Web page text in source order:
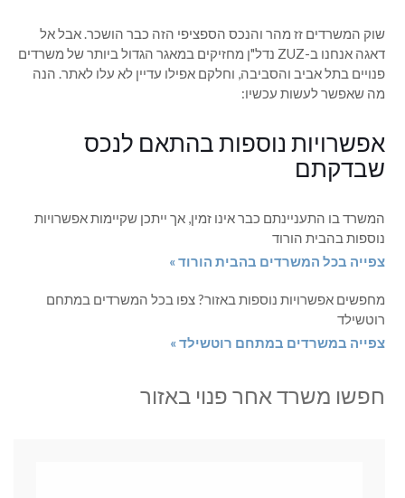
שוק המשרדים זז מהר והנכס הספציפי הזה כבר הושכר. אבל אל
דאגה אנחנו ב-ZUZ נדל"ן מחזיקים במאגר הגדול ביותר של משרדים
פנויים בתל אביב והסביבה, וחלקם אפילו עדיין לא עלו לאתר. הנה
מה שאפשר לעשות עכשיו:
אפשרויות נוספות בהתאם לנכס
שבדקתם
המשרד בו התעניינתם כבר אינו זמין, אך ייתכן שקיימות אפשרויות
נוספות בהבית הורוד
צפייה בכל המשרדים בהבית הורוד »
מחפשים אפשרויות נוספות באזור? צפו בכל המשרדים במתחם
רוטשילד
צפייה במשרדים במתחם רוטשילד »
חפשו משרד אחר פנוי באזור